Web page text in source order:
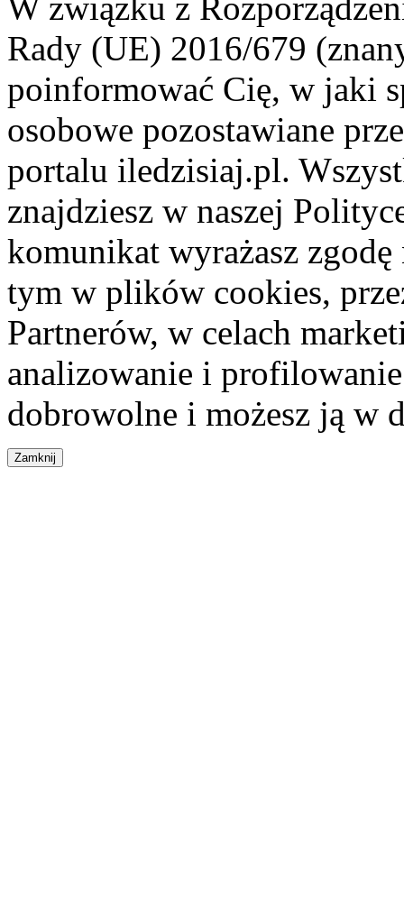
Rady (UE) 2016/679
poinformować Cię, w jaki
osobowe pozostawiane
portalu iledzisiaj.pl.
znajdziesz w naszej
komunikat wyrażasz
tym w plików cookies,
Partnerów, w celach
analizowanie i
dobrowolne i możesz ją w